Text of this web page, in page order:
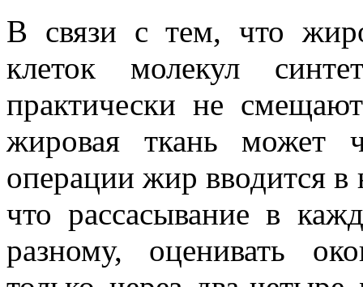
В связи с тем, что
клеток молекул
практически не
жировая ткань может
операции жир вводится
что рассасывание в
разному, оценивать